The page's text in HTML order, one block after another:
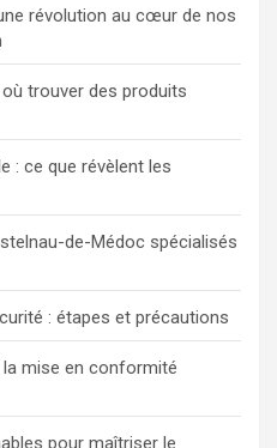
révolution au cœur de nos
trouver des produits
: ce que révèlent les
de-Médoc spécialisés
: étapes et précautions
mise en conformité
pour maîtriser le